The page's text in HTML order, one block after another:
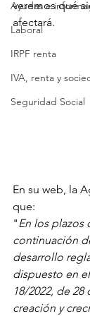
Ayudas e
Laboral
IRPF renta
IVA, renta y
Seguridad Social
veremos qué
afectará.
En su web, la
que:
"En los plazos
continuación
desarrollo
dispuesto en
18/2022, de
creación y